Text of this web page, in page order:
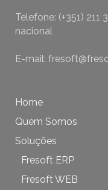
Telefone: (+351) 211
nacional
E-mail:
Home
Quem Somos
Soluções
Fresoft ERP
Fresoft WEB